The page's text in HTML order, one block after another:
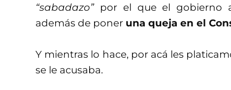
“sabadazo”por el que el gobierno
además de poner una queja en el
Y mientras lo hace, por acá les
se le acusaba.